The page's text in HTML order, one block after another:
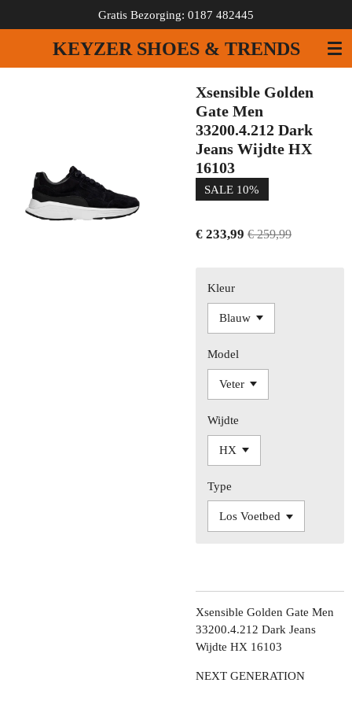
direct
de
KEYZER SHOES & TRENDS
Gratis Bezorging: 0187 482445
Xsensible Golden
Gate Men
33200.4.212 Dark
Jeans Wijdte HX
16103
SALE 10%
€ 233,99 € 259,99
Kleur
Model
Wijdte
Type
Xsensible Golden Gate Men
33200.4.212 Dark Jeans
Wijdte HX 16103
NEXT GENERATION